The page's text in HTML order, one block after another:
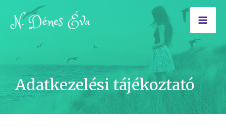
Adatkezelési tájékoztató